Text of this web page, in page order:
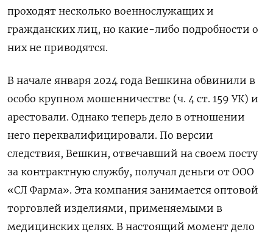
проходят несколько военнослужащих и
гражданских лиц, но какие-либо подробности о
них не приводятся.
В начале января 2024 года Вешкина обвинили в
особо крупном мошенничестве (ч. 4 ст. 159 УК) и
арестовали. Однако теперь дело в отношении
него переквалифицировали. По версии
следствия, Вешкин, отвечавший на своем посту
за контрактную службу, получал деньги от ООО
«СЛ Фарма». Эта компания занимается оптовой
торговлей изделиями, применяемыми в
медицинских целях. В настоящий момент дело